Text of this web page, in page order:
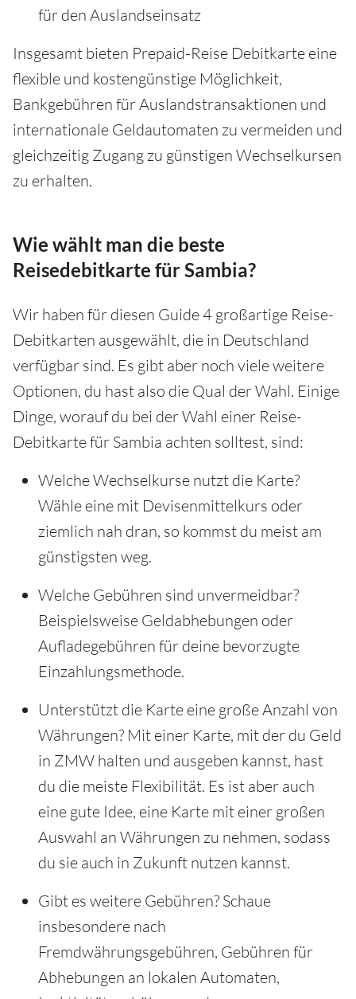
für den Auslandseinsatz
Insgesamt bieten Prepaid-Reise Debitkarte eine
flexible und kostengünstige Möglichkeit,
Bankgebühren für Auslandstransaktionen und
internationale Geldautomaten zu vermeiden und
gleichzeitig Zugang zu günstigen Wechselkursen
zu erhalten.
Wie wählt man die beste
Reisedebitkarte für Sambia?
Wir haben für diesen Guide 4 großartige Reise-
Debitkarten ausgewählt, die in Deutschland
verfügbar sind. Es gibt aber noch viele weitere
Optionen, du hast also die Qual der Wahl. Einige
Dinge, worauf du bei der Wahl einer Reise-
Debitkarte für Sambia achten solltest, sind:
Welche Wechselkurse nutzt die Karte?
Wähle eine mit Devisenmittelkurs oder
ziemlich nah dran, so kommst du meist am
günstigsten weg.
Welche Gebühren sind unvermeidbar?
Beispielsweise Geldabhebungen oder
Aufladegebühren für deine bevorzugte
Einzahlungsmethode.
Unterstützt die Karte eine große Anzahl von
Währungen? Mit einer Karte, mit der du Geld
in ZMW halten und ausgeben kannst, hast
du die meiste Flexibilität. Es ist aber auch
eine gute Idee, eine Karte mit einer großen
Auswahl an Währungen zu nehmen, sodass
du sie auch in Zukunft nutzen kannst.
Gibt es weitere Gebühren? Schaue
insbesondere nach
Fremdwährungsgebühren, Gebühren für
Abhebungen an lokalen Automaten,